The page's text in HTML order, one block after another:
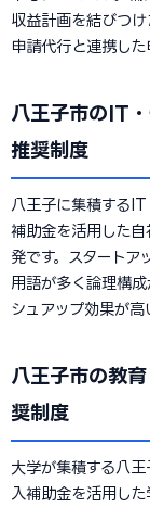
収益計画を結びつ
申請代行と連携した
八王子市のIT
推奨制度
八王子に集積する
補助金を活用した
発です。スタートア
用語が多く論理構
シュアップ効果が高
八王子市の教
奨制度
大学が集積する八
入補助金を活用し